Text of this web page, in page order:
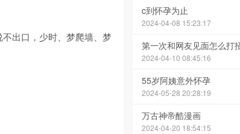
出口，少时、梦爬墙、梦
c到怀孕为止
2024-04-08 15:23:17
第一次和网友见面怎么打
2024-04-10 08:45:16
55岁阿姨意外怀孕
2024-05-28 20:28:19
万古神帝酷漫画
2024-04-20 18:54:15